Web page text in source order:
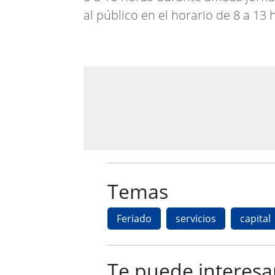
al público en el horario de 8 a 13
Temas
Feriado servicios capital